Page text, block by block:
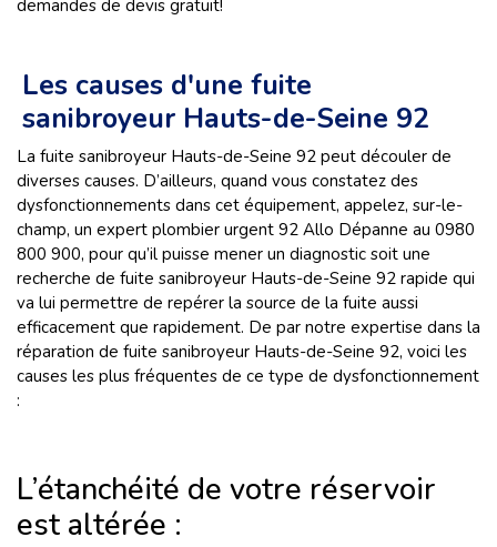
demandes de devis gratuit!
Les causes d'une fuite
sanibroyeur Hauts-de-Seine 92
La fuite sanibroyeur Hauts-de-Seine 92 peut découler de
diverses causes. D’ailleurs, quand vous constatez des
dysfonctionnements dans cet équipement, appelez, sur-le-
champ, un expert plombier urgent 92 Allo Dépanne au 0980
800 900, pour qu’il puisse mener un diagnostic soit une
recherche de fuite sanibroyeur Hauts-de-Seine 92 rapide qui
va lui permettre de repérer la source de la fuite aussi
efficacement que rapidement. De par notre expertise dans la
réparation de fuite sanibroyeur Hauts-de-Seine 92, voici les
causes les plus fréquentes de ce type de dysfonctionnement
:
L’étanchéité de votre réservoir
est altérée :